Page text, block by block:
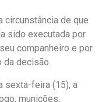
circunstância de que
sido executada por
companheiro e por
da decisão.
sexta-feira (15), a
munições,